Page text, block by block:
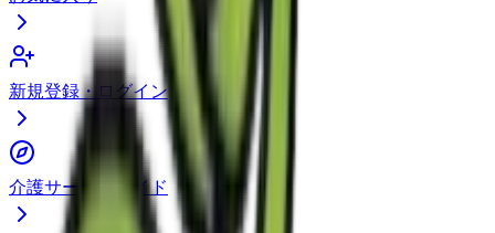
新規登録・ログイン
介護サービスガイド